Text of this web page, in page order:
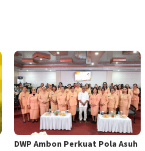
DWP Ambon Perkuat Pola Asuh